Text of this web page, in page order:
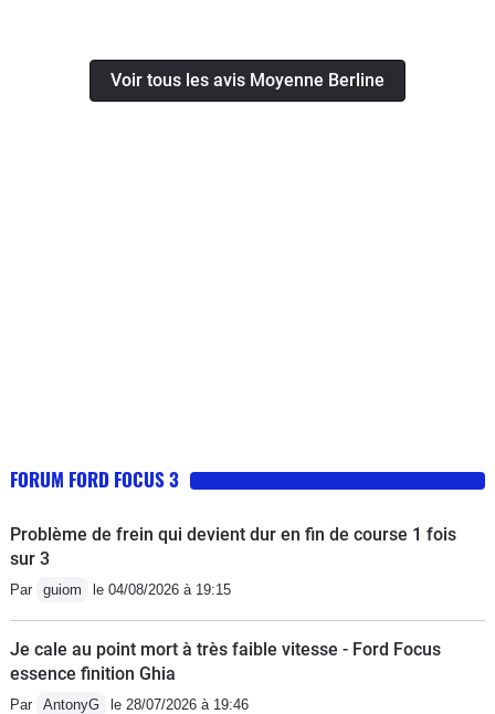
Voir tous les avis Moyenne Berline
FORUM FORD FOCUS 3
Problème de frein qui devient dur en fin de course 1 fois
sur 3
Par guiom le 04/08/2026 à 19:15
Je cale au point mort à très faible vitesse - Ford Focus
essence finition Ghia
Par AntonyG le 28/07/2026 à 19:46